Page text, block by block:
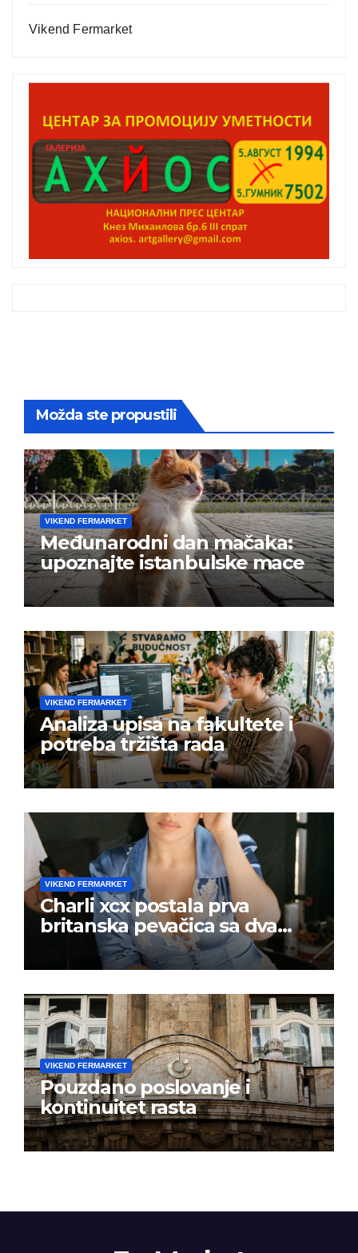
Vikend Fermarket
Možda ste propustili
VIKEND FERMARKET
Međunarodni dan mačaka:
upoznajte istanbulske mace
VIKEND FERMARKET
Analiza upisa na fakultete i
potreba tržišta rada
VIKEND FERMARKET
Charli xcx postala prva
britanska pevačica sa dva
albuma na prvom mestu u
istoj kalendarskoj godini
VIKEND FERMARKET
Pouzdano poslovanje i
kontinuitet rasta